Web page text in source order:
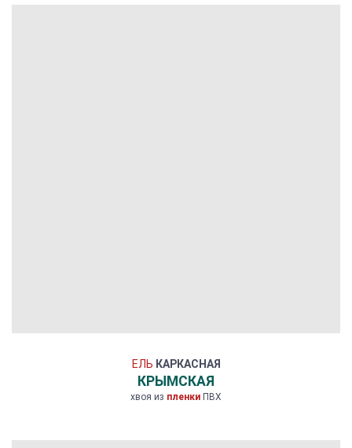
ЕЛЬ КАРКАСНАЯ
КРЫМСКАЯ
хвоя из пленки ПВХ